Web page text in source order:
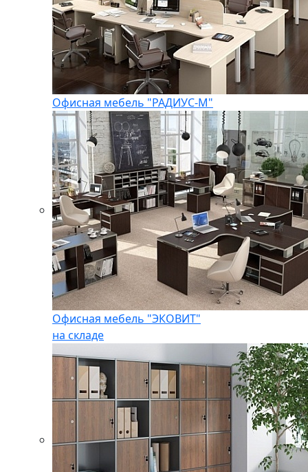
Офисная мебель "РАДИУС-М"
Офисная мебель "ЭКОВИТ"
на складе